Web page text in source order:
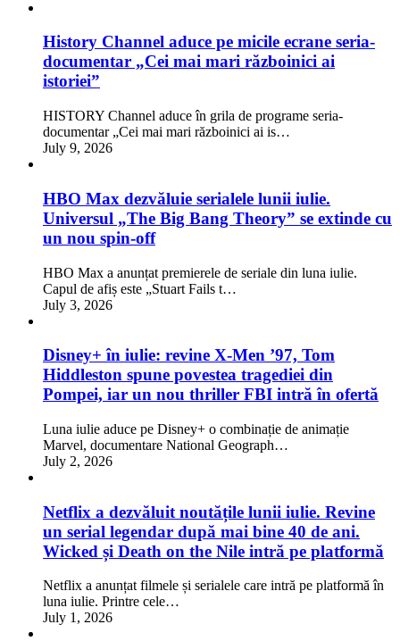
History Channel aduce pe micile ecrane seria-
documentar „Cei mai mari războinici ai
istoriei”
HISTORY Channel aduce în grila de programe seria-
documentar „Cei mai mari războinici ai is…
July 9, 2026
HBO Max dezvăluie serialele lunii iulie.
Universul „The Big Bang Theory” se extinde cu
un nou spin-off
HBO Max a anunțat premierele de seriale din luna iulie.
Capul de afiș este „Stuart Fails t…
July 3, 2026
Disney+ în iulie: revine X-Men ’97, Tom
Hiddleston spune povestea tragediei din
Pompei, iar un nou thriller FBI intră în ofertă
Luna iulie aduce pe Disney+ o combinație de animație
Marvel, documentare National Geograph…
July 2, 2026
Netflix a dezvăluit noutățile lunii iulie. Revine
un serial legendar după mai bine 40 de ani.
Wicked și Death on the Nile intră pe platformă
Netflix a anunțat filmele și serialele care intră pe platformă în
luna iulie. Printre cele…
July 1, 2026